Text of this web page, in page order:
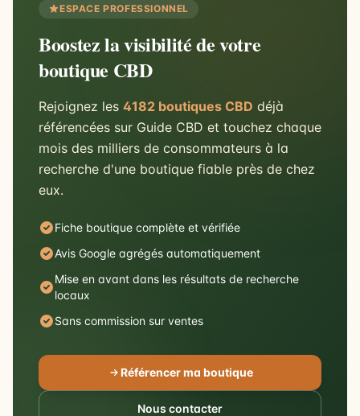
ESPACE PROFESSIONNEL
Boostez la visibilité de votre
boutique CBD
Rejoignez les 4182 boutiques CBD déjà
référencées sur Guide CBD et touchez chaque
mois des milliers de consommateurs à la
recherche d'une boutique fiable près de chez
eux.
Fiche boutique complète et vérifiée
Avis Google agrégés automatiquement
Mise en avant dans les résultats de recherche
locaux
Sans commission sur ventes
Référencer ma boutique
Nous contacter